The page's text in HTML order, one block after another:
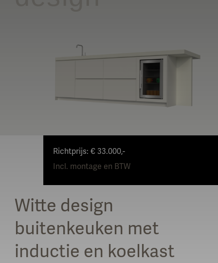
Richtprijs: € 33.000,-
Incl. montage en BTW
Witte design
buitenkeuken met
inductie en koelkast